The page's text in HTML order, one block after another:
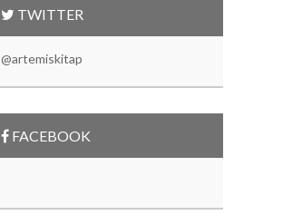
TWITTER
@artemiskitap
FACEBOOK